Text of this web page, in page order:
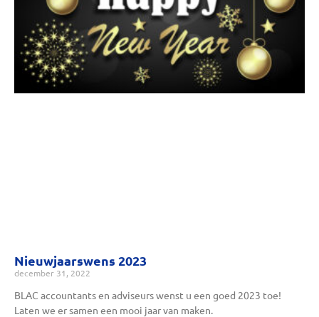
Nieuwjaarswens 2023
december 31, 2022
BLAC accountants en adviseurs wenst u een goed 2023 toe!
Laten we er samen een mooi jaar van maken.